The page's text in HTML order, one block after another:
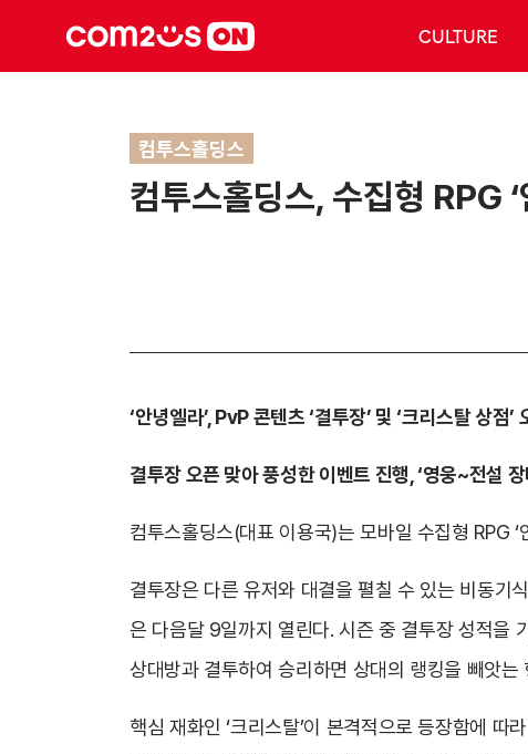
CULTURE
컴투스홀딩스
컴투스홀딩스, 수집형 RPG
‘안녕엘라’, PvP 콘텐츠 ‘결투장’ 및 ‘크리스탈 상점’
결투장 오픈 맞아 풍성한 이벤트 진행, ‘영웅~전설
컴투스홀딩스(대표 이용국)는 모바일 수집형 RPG
결투장은 다른 유저와 대결을 펼칠 수 있는 비동기
은 다음달 9일까지 열린다. 시즌 중 결투장 성적을
상대방과 결투하여 승리하면 상대의 랭킹을 빼앗
핵심 재화인 ‘크리스탈’이 본격적으로 등장함에 따